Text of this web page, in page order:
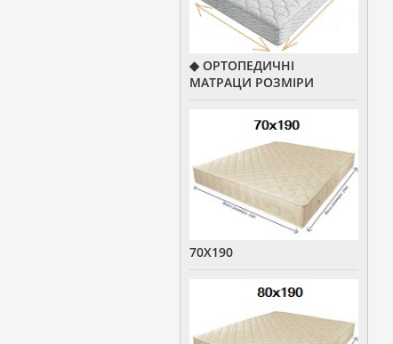
◆ ОРТОПЕДИЧНІ
МАТРАЦИ РОЗМІРИ
70Х190